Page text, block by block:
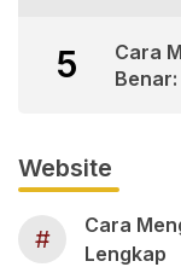
5
Cara
Website
#
Cara
Lengkap